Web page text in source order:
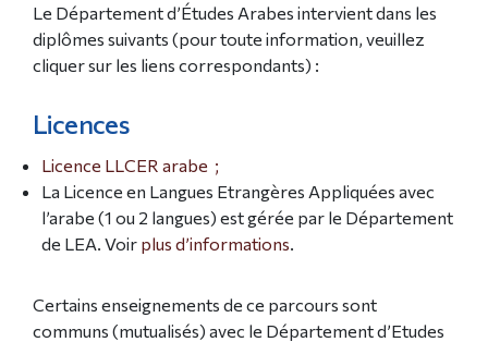
Le Département d’Études Arabes intervient dans les
diplômes suivants (pour toute information, veuillez
cliquer sur les liens correspondants) :
Licences
Licence LLCER arabe ;
La Licence en Langues Etrangères Appliquées avec
l’arabe (1 ou 2 langues) est gérée par le Département
de LEA. Voir plus d’informations
Certains enseignements de ce parcours sont
communs (mutualisés) avec le Département d’Etudes